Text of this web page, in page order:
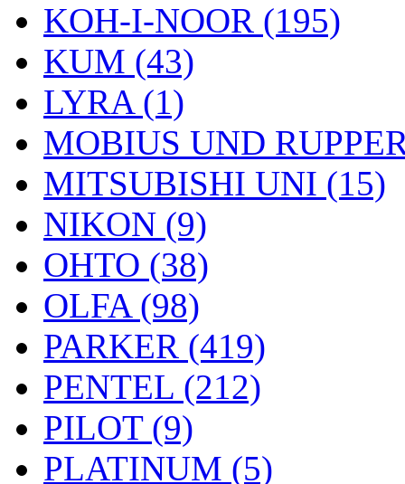
KOH-I-NOOR (195)
KUM (43)
LYRA (1)
MOBIUS UND
MITSUBISHI UNI (15)
NIKON (9)
OHTO (38)
OLFA (98)
PARKER (419)
PENTEL (212)
PILOT (9)
PLATINUM (5)